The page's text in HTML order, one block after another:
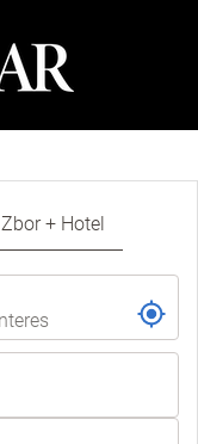
Zbor + Hotel